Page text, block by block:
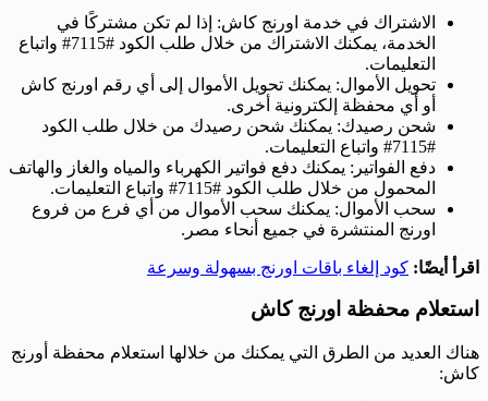
الاشتراك في خدمة اورنج كاش: إذا لم تكن مشتركًا في
الخدمة، يمكنك الاشتراك من خلال طلب الكود #7115# واتباع
التعليمات.
تحويل الأموال: يمكنك تحويل الأموال إلى أي رقم اورنج كاش
أو أي محفظة إلكترونية أخرى.
شحن رصيدك: يمكنك شحن رصيدك من خلال طلب الكود
#7115# واتباع التعليمات.
دفع الفواتير: يمكنك دفع فواتير الكهرباء والمياه والغاز والهاتف
المحمول من خلال طلب الكود #7115# واتباع التعليمات.
سحب الأموال: يمكنك سحب الأموال من أي فرع من فروع
اورنج المنتشرة في جميع أنحاء مصر.
اقرأ أيضًا: كود إلغاء باقات اورنج بسهولة وسرعة
استعلام محفظة اورنج كاش
هناك العديد من الطرق التي يمكنك من خلالها استعلام محفظة أورنج
كاش: